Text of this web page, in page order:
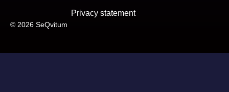
© 2026 SeQvitum
Privacy statement